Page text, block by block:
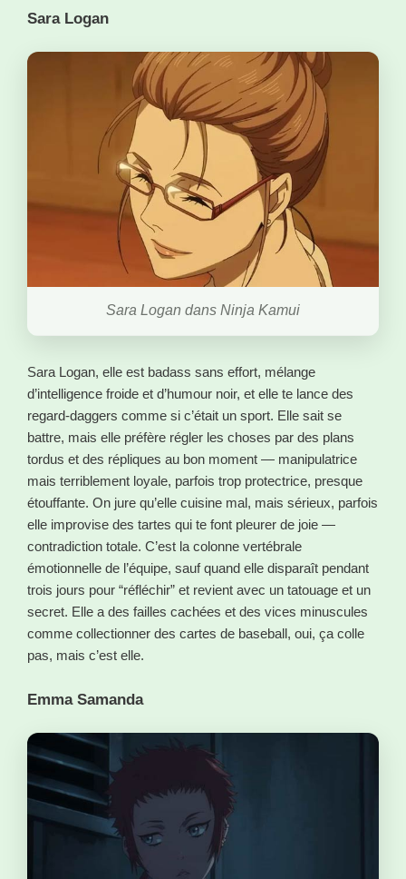
Sara Logan
Sara Logan dans Ninja Kamui
Sara Logan, elle est badass sans effort, mélange
d’intelligence froide et d’humour noir, et elle te lance des
regard-daggers comme si c’était un sport. Elle sait se
battre, mais elle préfère régler les choses par des plans
tordus et des répliques au bon moment — manipulatrice
mais terriblement loyale, parfois trop protectrice, presque
étouffante. On jure qu’elle cuisine mal, mais sérieux, parfois
elle improvise des tartes qui te font pleurer de joie —
contradiction totale. C’est la colonne vertébrale
émotionnelle de l’équipe, sauf quand elle disparaît pendant
trois jours pour “réfléchir” et revient avec un tatouage et un
secret. Elle a des failles cachées et des vices minuscules
comme collectionner des cartes de baseball, oui, ça colle
pas, mais c’est elle.
Emma Samanda